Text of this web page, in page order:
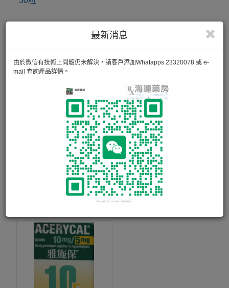
最新消息
由於微信有技術上問題仍未解決，請客戶添加Whatapps 23320078 或 e-
mail 查詢產品詳情。
雅施保 ACERYCAL TAB 5MG/5MG